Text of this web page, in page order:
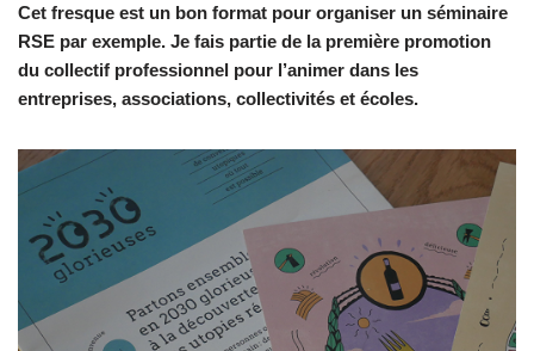
Cet fresque est un bon format pour organiser un séminaire
RSE par exemple. Je fais partie de la première promotion
du collectif professionnel pour l’animer dans les
entreprises, associations, collectivités et écoles.